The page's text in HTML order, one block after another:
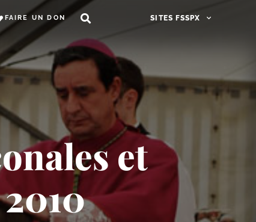
FAIRE UN DON SITES FSSPX
et